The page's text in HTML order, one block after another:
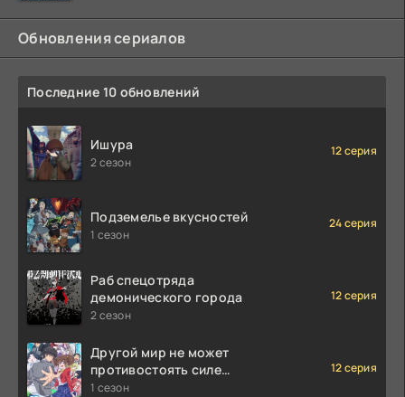
Обновления сериалов
Последние 10 обновлений
Ишура
2 сезон
12 серия
Подземелье вкусностей
1 сезон
24 серия
Раб спецотряда
демонического города
2 сезон
12 серия
Другой мир не может
противостоять силе
мгновенной смерти
1 сезон
12 серия